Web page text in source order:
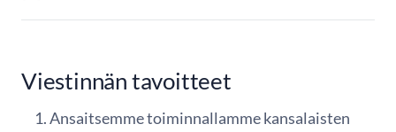
Viestinnän tavoitteet
Ansaitsemme toiminnallamme kansalaisten